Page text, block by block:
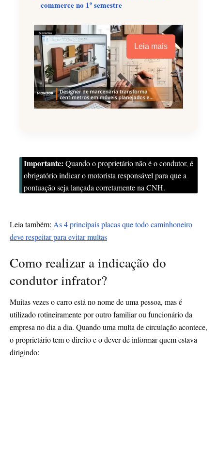
commerce no 1º semestre
Leia mais
Importante: Quando o proprietário não é o condutor, é
obrigatório indicar o motorista responsável para que a
pontuação seja lançada corretamente na CNH.
Leia também: As 4 principais placas que todo caminhoneiro
deve respeitar para evitar multas
Como realizar a indicação do
condutor infrator?
Muitas vezes o carro está no nome de uma pessoa, mas é
utilizado rotineiramente por outro familiar ou funcionário da
empresa no dia a dia. Quando uma multa de circulação acontece,
o proprietário tem o direito e o dever de informar quem estava
dirigindo: